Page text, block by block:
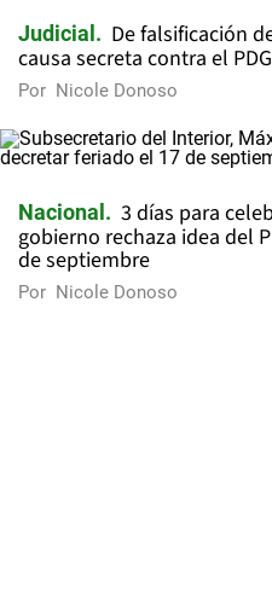
Judicial
De falsificación
causa secreta contra el
Por Nicole Donoso
Nacional
3 días para
gobierno rechaza idea del
de septiembre
Por Nicole Donoso